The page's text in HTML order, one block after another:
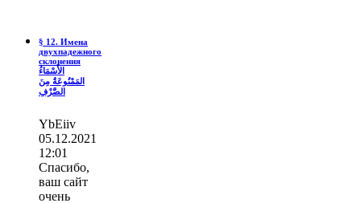
§ 12. Имена
двухпадежного
склонения
الأَسْمَاءُ
المَمْنُوعَةُ مِنَ
الصَّرْفِ
YbEiiv
05.12.2021
12:01
Спасибо,
ваш сайт
очень